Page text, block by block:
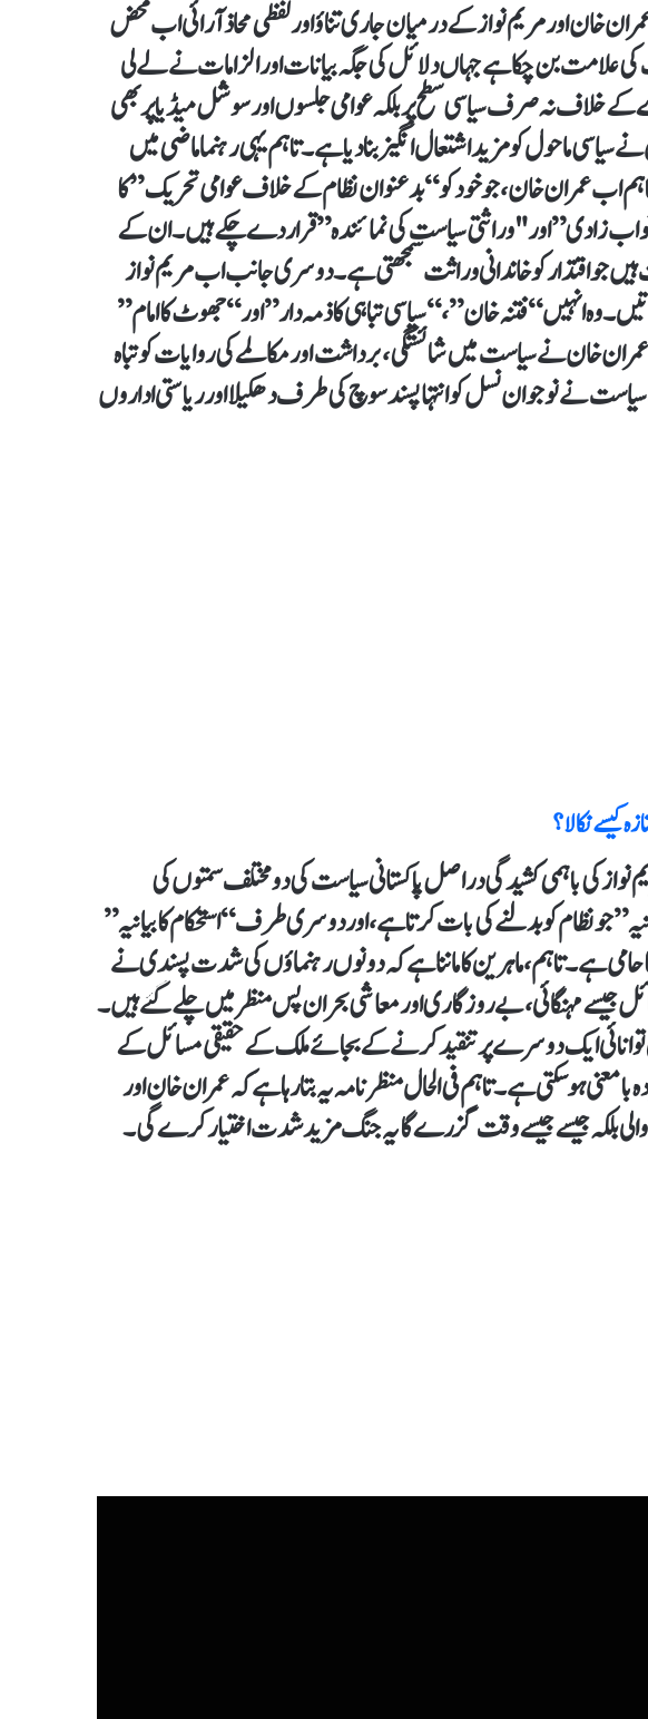
خان اور مریم نواز کے درمیان جاری تناؤ اور لفظی محاذ آرائی اب محض
کی علامت بن چکا ہے جہاں دلائل کی جگہ بیانات اور الزامات نے لے لی
نہ صرف سیاسی سطح پر بلکہ عوامی جلسوں اور سوشل میڈیا پر بھی
ماحول کو مزید اشتعال انگیز بنا دیا ہے۔ تاہم یہی رہنما ماضی میں
عمران خان، جو خود کو “بدعنوان نظام کے خلاف عوامی تحریک” کا
نواب زادی” اور "وراثتی سیاست کی نمائندہ” قرار دے چکے ہیں۔ ان کے
جو اقتدار کو خاندانی وراثت سمجھتی ہے۔ دوسری جانب اب مریم نواز
وہ انہیں “فتنہ خان”، “سیاسی تباہی کا ذمہ دار” اور “جھوٹ کا امام”
خان نے سیاست میں شائستگی، برداشت اور مکالمے کی روایات کو تباہ
نے نوجوان نسل کو انتہاپسند سوچ کی طرف دھکیلا اور ریاستی اداروں
کی باہمی کشیدگی دراصل پاکستانی سیاست کی دو مختلف سمتوں کی
جو نظام کو بدلنے کی بات کرتا ہے، اور دوسری طرف “استحکام کا بیانیہ”
ہے۔ تاہم، ماہرین کا ماننا ہے کہ دونوں رہنماؤں کی شدت پسندی نے
جیسے مہنگائی، بے روزگاری اور معاشی بحران پس منظر میں چلے گئے ہیں۔
توانائی ایک دوسرے پر تنقید کرنے کے بجائے ملک کے حقیقی مسائل کے
ہو سکتی ہے۔ تاہم فی الحال منظرنامہ یہ بتا رہا ہے کہ عمران خان اور
والی بلکہ جیسے جیسے وقت گزرے گا یہ جنگ مزید شدت اختیار کرے گی۔